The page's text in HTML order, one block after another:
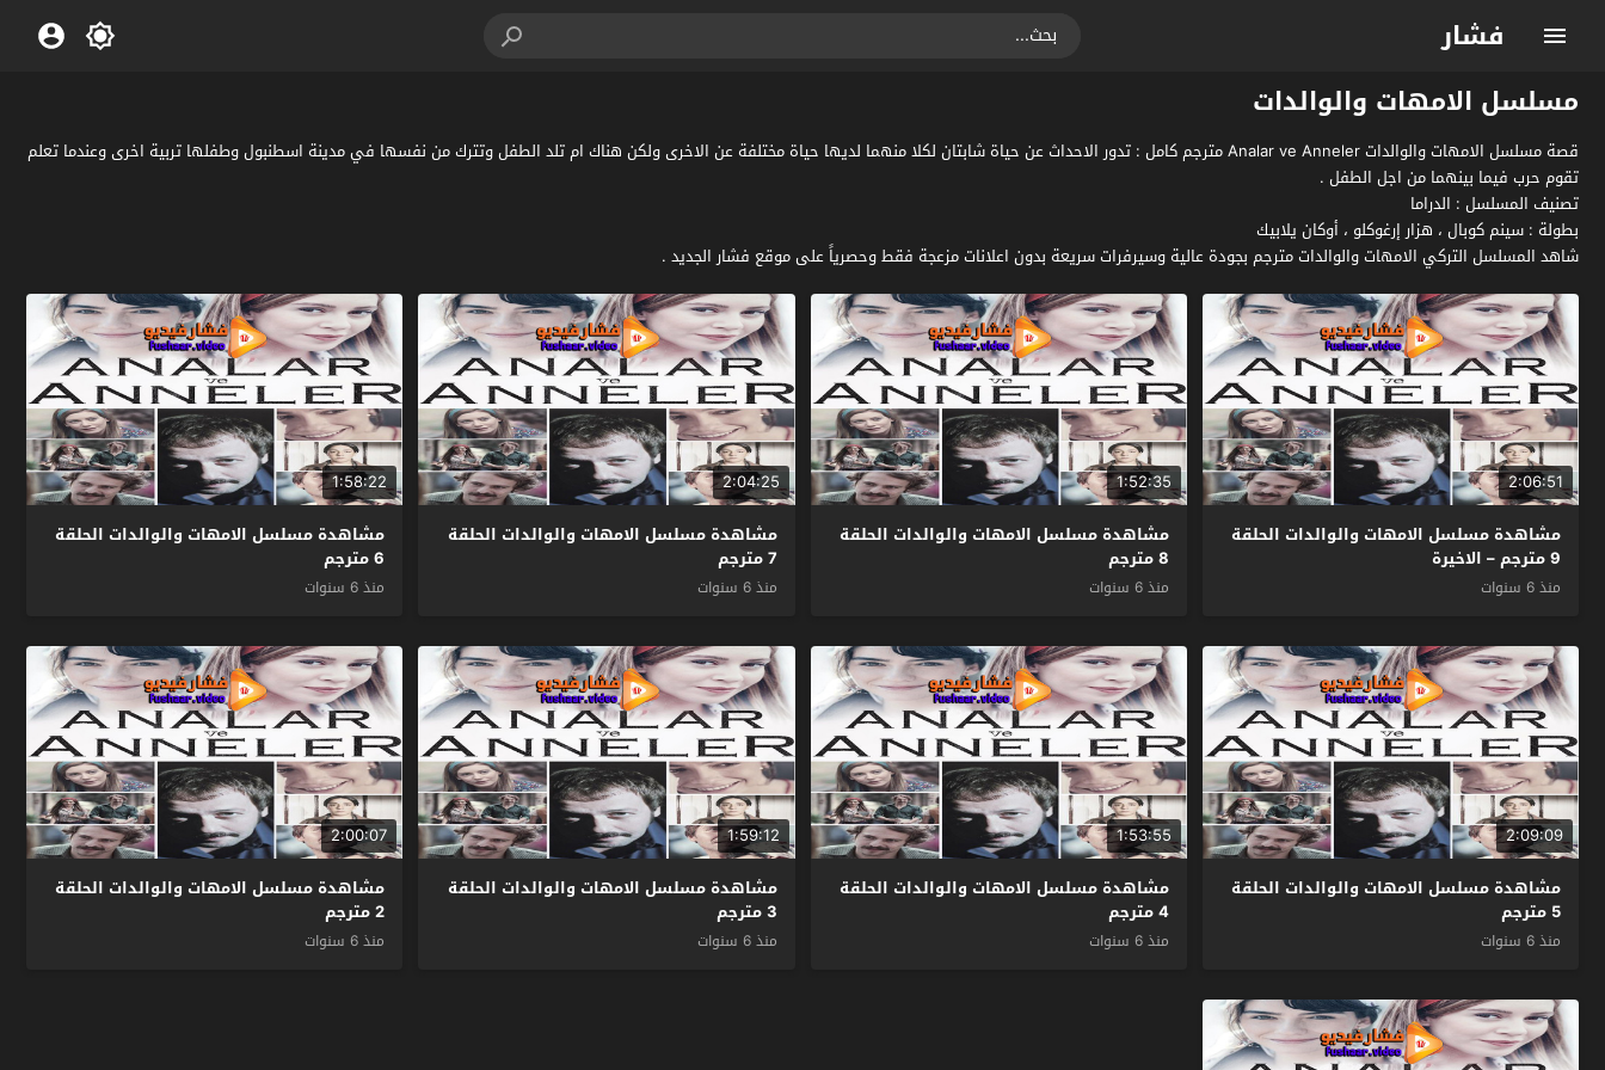
فشار
مسلسل الامهات والوالدات
قصة مسلسل الامهات والوالدات Analar ve Anneler مترجم كامل : تدور الاحداث عن حياة شابتان لكلا منهما لديها حياة مختلفة عن الاخرى ولكن هناك ام تلد الطفل وتترك من نفسها في مدينة اسطنبول وطفلها تربية اخرى وعندما تعلم
تقوم حرب فيما بينهما من اجل الطفل .
تصنيف المسلسل : الدراما
بطولة : سينم كوبال ، هزار إرغوكلو ، أوكان يلابيك
شاهد المسلسل التركي الامهات والوالدات مترجم بجودة عالية وسيرفرات سريعة بدون اعلانات مزعجة فقط وحصرياً على موقع فشار الجديد .
2:06:51
مشاهدة مسلسل الامهات والوالدات الحلقة
9 مترجم – الاخيرة
منذ 6 سنوات
1:52:35
مشاهدة مسلسل الامهات والوالدات الحلقة
8 مترجم
منذ 6 سنوات
2:04:25
مشاهدة مسلسل الامهات والوالدات الحلقة
7 مترجم
منذ 6 سنوات
1:58:22
مشاهدة مسلسل الامهات والوالدات الحلقة
6 مترجم
منذ 6 سنوات
2:09:09
مشاهدة مسلسل الامهات والوالدات الحلقة
5 مترجم
منذ 6 سنوات
1:53:55
مشاهدة مسلسل الامهات والوالدات الحلقة
4 مترجم
منذ 6 سنوات
1:59:12
مشاهدة مسلسل الامهات والوالدات الحلقة
3 مترجم
منذ 6 سنوات
2:00:07
مشاهدة مسلسل الامهات والوالدات الحلقة
2 مترجم
منذ 6 سنوات